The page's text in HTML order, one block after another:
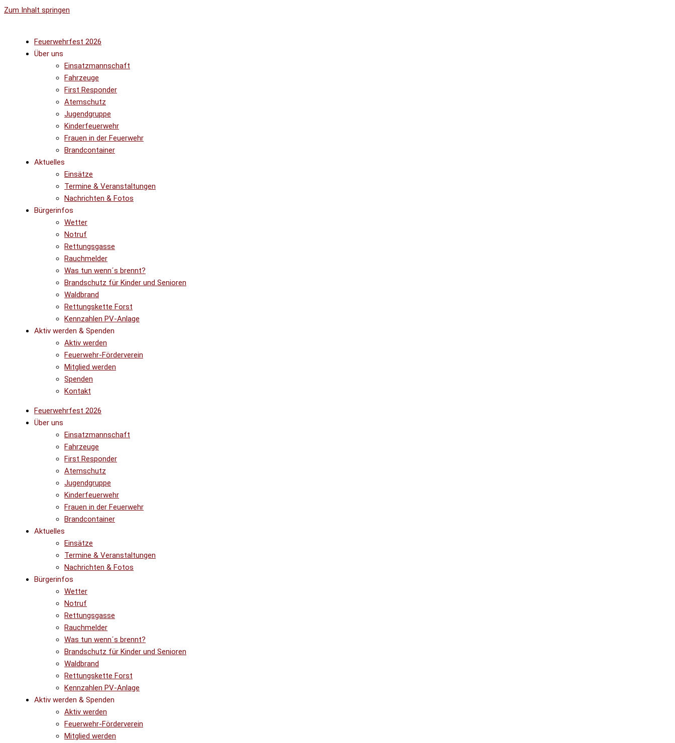
Zum Inhalt springen
Feuerwehrfest 2026
Über uns
Einsatzmannschaft
Fahrzeuge
First Responder
Atemschutz
Jugendgruppe
Kinderfeuerwehr
Frauen in der Feuerwehr
Brandcontainer
Aktuelles
Einsätze
Termine & Veranstaltungen
Nachrichten & Fotos
Bürgerinfos
Wetter
Notruf
Rettungsgasse
Rauchmelder
Was tun wenn´s brennt?
Brandschutz für Kinder und Senioren
Waldbrand
Rettungskette Forst
Kennzahlen PV-Anlage
Aktiv werden & Spenden
Aktiv werden
Feuerwehr-Förderverein
Mitglied werden
Spenden
Kontakt
Feuerwehrfest 2026
Über uns
Einsatzmannschaft
Fahrzeuge
First Responder
Atemschutz
Jugendgruppe
Kinderfeuerwehr
Frauen in der Feuerwehr
Brandcontainer
Aktuelles
Einsätze
Termine & Veranstaltungen
Nachrichten & Fotos
Bürgerinfos
Wetter
Notruf
Rettungsgasse
Rauchmelder
Was tun wenn´s brennt?
Brandschutz für Kinder und Senioren
Waldbrand
Rettungskette Forst
Kennzahlen PV-Anlage
Aktiv werden & Spenden
Aktiv werden
Feuerwehr-Förderverein
Mitglied werden